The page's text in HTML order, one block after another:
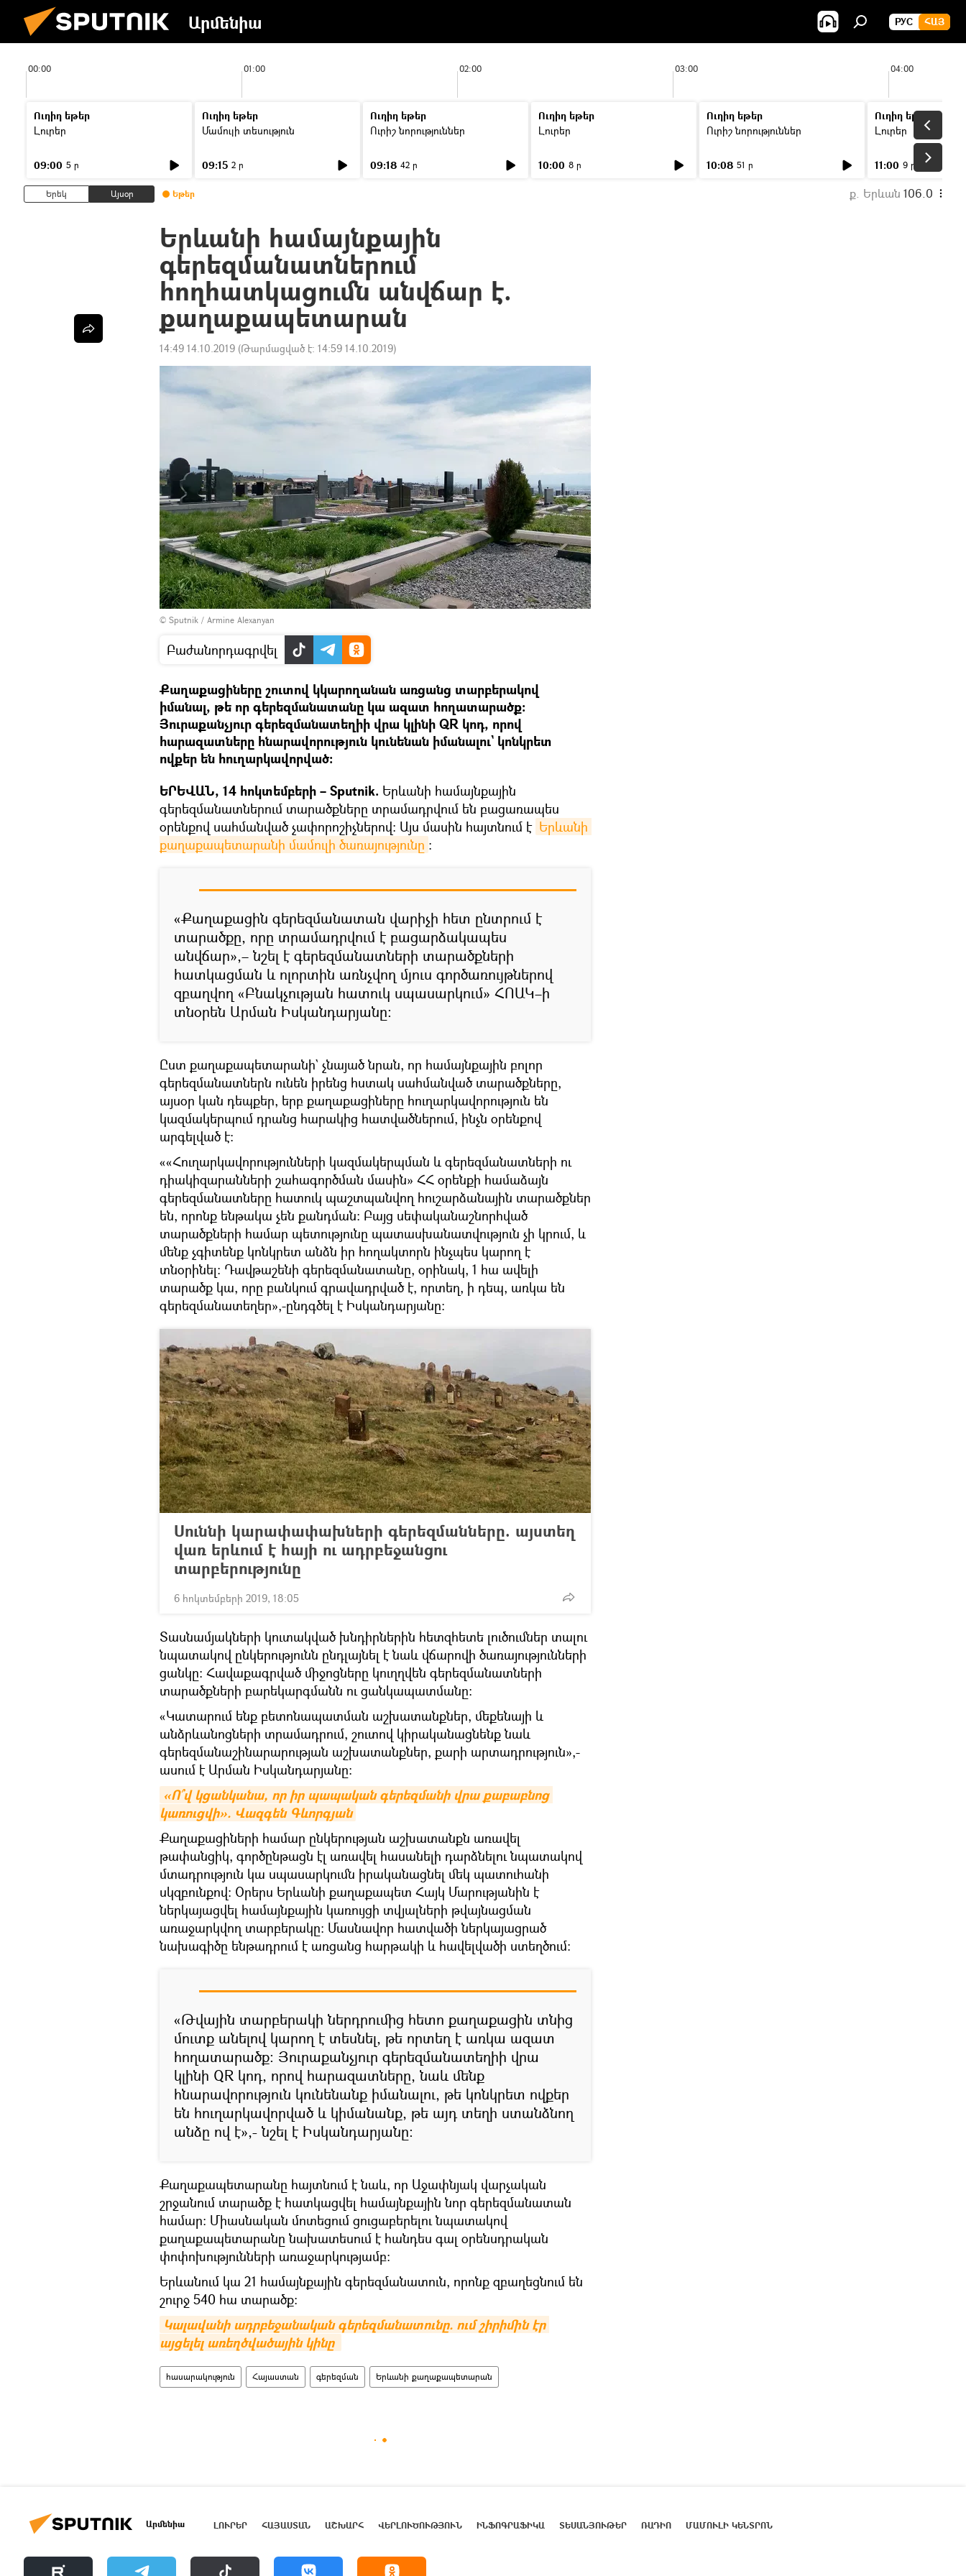
Արմենիա РУС ՀԱՅ
00:00 01:00 02:00 03:00 04:00
Ուղիղ եթեր
Լուրեր
09:00 5 ր
Ուղիղ եթեր
Մամուլի տեսություն
09:15 2 ր
Ուղիղ եթեր
Ուրիշ նորություններ
09:18 42 ր
Ուղիղ եթեր
Լուրեր
10:00 8 ր
Ուղիղ եթեր
Ուրիշ նորություններ
10:08 51 ր
Ուղիղ եթեր
Լուրեր
11:00 9 ր
Երեկ Այսօր Եթեր ք. Երևան 106.0
Երևանի համայնքային
գերեզմանատներում
հողհատկացումն անվճար է.
քաղաքապետարան
14:49 14.10.2019 (Թարմացված է: 14:59 14.10.2019)
© Sputnik / Armine Alexanyan
Բաժանորդագրվել
Քաղաքացիները շուտով կկարողանան առցանց տարբերակով
իմանալ, թե որ գերեզմանատանը կա ազատ հողատարածք:
Յուրաքանչյուր գերեզմանատեղիի վրա կլինի QR կոդ, որով
հարազատները հնարավորություն կունենան իմանալու` կոնկրետ
ովքեր են հուղարկավորված։
ԵՐԵՎԱՆ, 14 հոկտեմբերի – Sputnik. Երևանի համայնքային
գերեզմանատներում տարածքները տրամադրվում են բացառապես
օրենքով սահմանված չափորոշիչներով։ Այս մասին հայտնում է Երևանի
քաղաքապետարանի մամուլի ծառայությունը ։
«Քաղաքացին գերեզմանատան վարիչի հետ ընտրում է
տարածքը, որը տրամադրվում է բացարձակապես
անվճար»,– նշել է գերեզմանատների տարածքների
հատկացման և ոլորտին առնչվող մյուս գործառույթներով
զբաղվող «Բնակչության հատուկ սպասարկում» ՀՈԱԿ–ի
տնօրեն Արման Իսկանդարյանը։
Ըստ քաղաքապետարանի` չնայած նրան, որ համայնքային բոլոր
գերեզմանատներն ունեն իրենց հստակ սահմանված տարածքները,
այսօր կան դեպքեր, երբ քաղաքացիները հուղարկավորություն են
կազմակերպում դրանց հարակից հատվածներում, ինչն օրենքով
արգելված է:
««Հուղարկավորությունների կազմակերպման և գերեզմանատների ու
դիակիզարանների շահագործման մասին» ՀՀ օրենքի համաձայն
գերեզմանատները հատուկ պաշտպանվող հուշարձանային տարածքներ
են, որոնք ենթակա չեն քանդման: Բայց սեփականաշնորհված
տարածքների համար պետությունը պատասխանատվություն չի կրում, և
մենք չգիտենք կոնկրետ անձն իր հողակտորն ինչպես կարող է
տնօրինել: Դավթաշենի գերեզմանատանը, օրինակ, 1 հա ավելի
տարածք կա, որը բանկում գրավադրված է, որտեղ, ի դեպ, առկա են
գերեզմանատեղեր»,-ընդգծել է Իսկանդարյանը:
Սուննի կարափափախների գերեզմանները. այստեղ
վառ երևում է հայի ու ադրբեջանցու
տարբերությունը
6 հոկտեմբերի 2019, 18:05
Տասնամյակների կուտակված խնդիրներին հետզհետե լուծումներ տալու
նպատակով ընկերությունն ընդլայնել է նաև վճարովի ծառայությունների
ցանկը: Հավաքագրված միջոցները կուղղվեն գերեզմանատների
տարածքների բարեկարգմանն ու ցանկապատմանը:
«Կատարում ենք բետոնապատման աշխատանքներ, մեքենայի և
անձրևանոցների տրամադրում, շուտով կիրականացնենք նաև
գերեզմանաշինարարության աշխատանքներ, քարի արտադրություն»,-
ասում է Արման Իսկանդարյանը:
«Ո՞վ կցանկանա, որ իր պապական գերեզմանի վրա քաբաբնոց
կառուցվի». Վազգեն Գևորգյան
Քաղաքացիների համար ընկերության աշխատանքն առավել
թափանցիկ, գործընթացն էլ առավել հասանելի դարձնելու նպատակով
մտադրություն կա սպասարկումն իրականացնել մեկ պատուհանի
սկզբունքով: Օրերս Երևանի քաղաքապետ Հայկ Մարությանին է
ներկայացվել համայնքային կառույցի տվյալների թվայնացման
առաջարկվող տարբերակը: Մասնավոր հատվածի ներկայացրած
նախագիծը ենթադրում է առցանց հարթակի և հավելվածի ստեղծում:
«Թվային տարբերակի ներդրումից հետո քաղաքացին տնից
մուտք անելով կարող է տեսնել, թե որտեղ է առկա ազատ
հողատարածք: Յուրաքանչյուր գերեզմանատեղիի վրա
կլինի QR կոդ, որով հարազատները, նաև մենք
հնարավորություն կունենանք իմանալու, թե կոնկրետ ովքեր
են հուղարկավորված և կիմանանք, թե այդ տեղի ստանձնող
անձը ով է»,- նշել է Իսկանդարյանը:
Քաղաքապետարանը հայտնում է նաև, որ Աջափնյակ վարչական
շրջանում տարածք է հատկացվել համայնքային նոր գերեզմանատան
համար: Միասնական մոտեցում ցուցաբերելու նպատակով
քաղաքապետարանը նախատեսում է հանդես գալ օրենսդրական
փոփոխությունների առաջարկությամբ:
Երևանում կա 21 համայնքային գերեզմանատուն, որոնք զբաղեցնում են
շուրջ 540 հա տարածք:
Կալավանի ադրբեջանական գերեզմանատունը. ում շիրիմին էր
այցելել առեղծվածային կինը
հասարակություն Հայաստան գերեզման Երևանի քաղաքապետարան
Արմենիա ԼՈՒՐԵՐ ՀԱՅԱՍՏԱՆ ԱՇԽԱՐՀ ՎԵՐԼՈՒԾՈՒԹՅՈՒՆ ԻՆՖՈԳՐԱՖԻԿԱ ՏԵՍԱՆՅՈՒԹԵՐ ՌԱԴԻՈ ՄԱՄՈՒԼԻ ԿԵՆՏՐՈՆ